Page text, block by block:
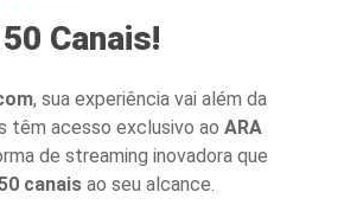
Canais!
, sua experiência vai além da
têm acesso exclusivo ao ARA
de streaming inovadora que
canais ao seu alcance.